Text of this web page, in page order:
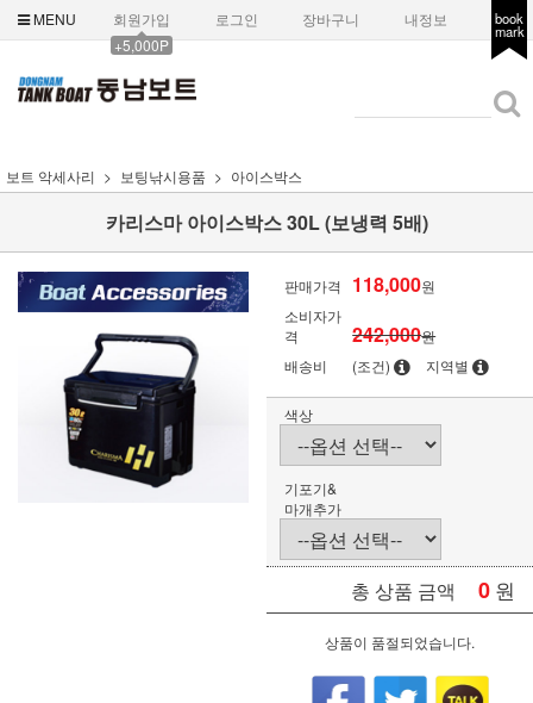
MENU
회원가입
+5,000P
로그인 장바구니 내정보 book
mark
보트 악세사리 보팅낚시용품 아이스박스
카리스마 아이스박스 30L (보냉력 5배)
판매가격 118,000원
소비자가
격
242,000원
배송비
(조건) 지역별
색상
기포기&
마개추가
총 상품 금액 0 원
상품이 품절되었습니다.